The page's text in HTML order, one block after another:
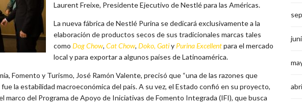
Laurent Freixe, Presidente Ejecutivo de Nestlé para las Américas.
La nueva fábrica de Nestlé Purina se dedicará exclusivamente a la
elaboración de productos secos de sus tradicionales marcas tales
como Dog Chow, Cat Chow, Doko, Gatiy Purina Excellentpara el mercado
local y para exportar a algunos países de Latinoamérica.
Fomento y Turismo, José Ramón Valente, precisó que “una de las razones que
la estabilidad macroeconómica del país. A su vez, el Estado confió en su proyecto,
marco del Programa de Apoyo de Iniciativas de Fomento Integrada (IFI), que busca